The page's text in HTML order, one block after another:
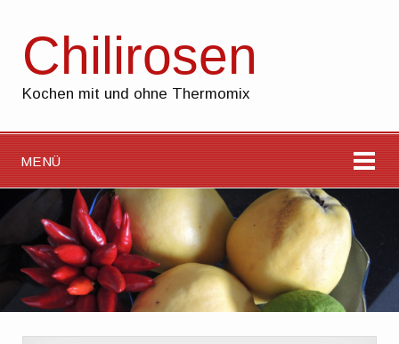
Chilirosen
Kochen mit und ohne Thermomix
MENÜ